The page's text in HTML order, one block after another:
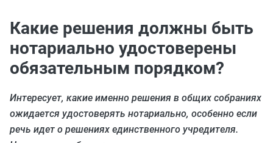
Какие решения должны быть
нотариально удостоверены
обязательным порядком?
Интересует, какие именно решения в общих собраниях
ожидается удостоверять нотариально, особенно если
речь идет о решениях единственного учредителя.